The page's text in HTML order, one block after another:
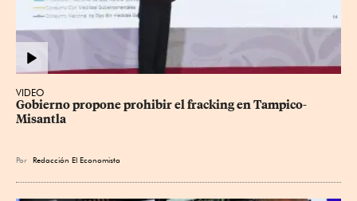
VIDEO
Gobierno propone prohibir el fracking en Tampico-
Misantla
Por Redacción El Economista